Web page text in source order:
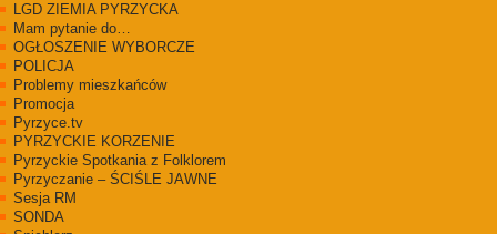
LGD ZIEMIA PYRZYCKA
Mam pytanie do…
OGŁOSZENIE WYBORCZE
POLICJA
Problemy mieszkańców
Promocja
Pyrzyce.tv
PYRZYCKIE KORZENIE
Pyrzyckie Spotkania z Folklorem
Pyrzyczanie – ŚCIŚLE JAWNE
Sesja RM
SONDA